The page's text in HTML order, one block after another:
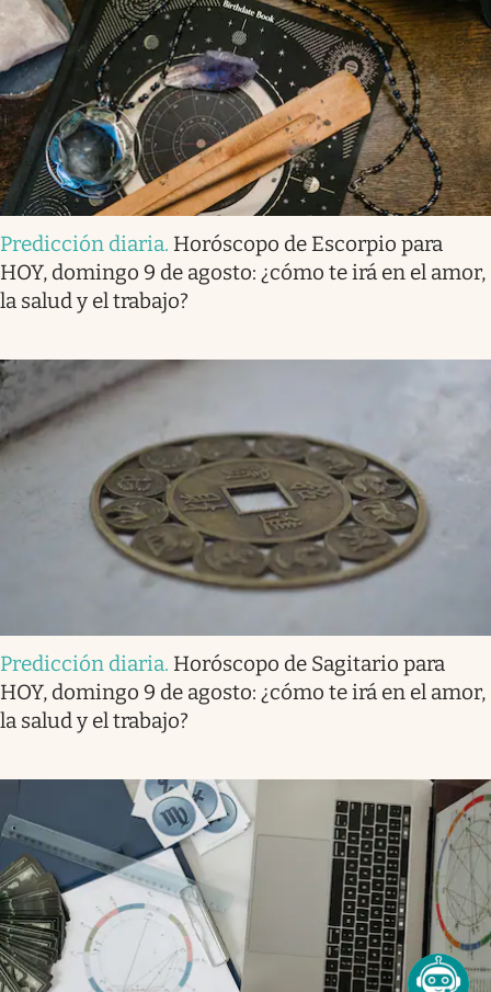
Predicción diaria. Horóscopo de Escorpio para
HOY, domingo 9 de agosto: ¿cómo te irá en el amor,
la salud y el trabajo?
Predicción diaria. Horóscopo de Sagitario para
HOY, domingo 9 de agosto: ¿cómo te irá en el amor,
la salud y el trabajo?